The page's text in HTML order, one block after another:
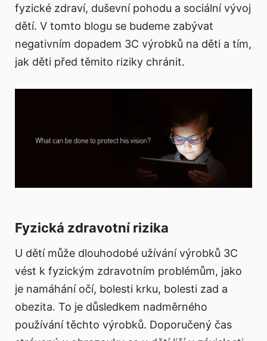
fyzické zdraví, duševní pohodu a sociální vývoj
dětí. V tomto blogu se budeme zabývat
negativním dopadem 3C výrobků na děti a tím,
jak děti před těmito riziky chránit.
Fyzická zdravotní rizika
U dětí může dlouhodobé užívání výrobků 3C
vést k fyzickým zdravotním problémům, jako
je namáhání očí, bolesti krku, bolesti zad a
obezita. To je důsledkem nadměrného
používání těchto výrobků. Doporučený čas